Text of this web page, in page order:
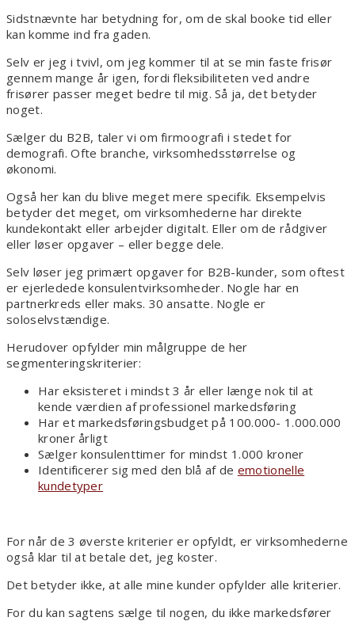
Sidstnævnte har betydning for, om de skal booke tid eller
kan komme ind fra gaden.
Selv er jeg i tvivl, om jeg kommer til at se min faste frisør
gennem mange år igen, fordi fleksibiliteten ved andre
frisører passer meget bedre til mig. Så ja, det betyder
noget.
Sælger du B2B, taler vi om firmoografi i stedet for
demografi. Ofte branche, virksomhedsstørrelse og
økonomi.
Også her kan du blive meget mere specifik. Eksempelvis
betyder det meget, om virksomhederne har direkte
kundekontakt eller arbejder digitalt. Eller om de rådgiver
eller løser opgaver – eller begge dele.
Selv løser jeg primært opgaver for B2B-kunder, som oftest
er ejerledede konsulentvirksomheder. Nogle har en
partnerkreds eller maks. 30 ansatte. Nogle er
soloselvstændige.
Herudover opfylder min målgruppe de her
segmenteringskriterier:
Har eksisteret i mindst 3 år eller længe nok til at
kende værdien af professionel markedsføring
Har et markedsføringsbudget på 100.000- 1.000.000
kroner årligt
Sælger konsulenttimer for mindst 1.000 kroner
Identificerer sig med den blå af de emotionelle
kundetyper
For når de 3 øverste kriterier er opfyldt, er virksomhederne
også klar til at betale det, jeg koster.
Det betyder ikke, at alle mine kunder opfylder alle kriterier.
For du kan sagtens sælge til nogen, du ikke markedsfører